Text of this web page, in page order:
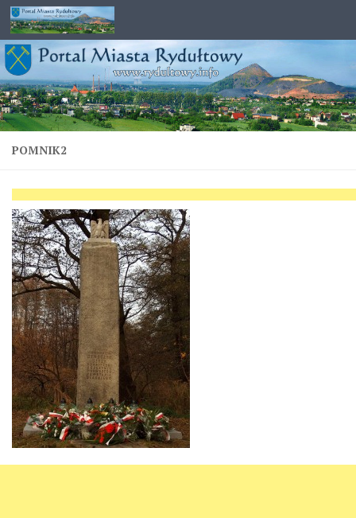
Przejdź do treści
POMNIK2